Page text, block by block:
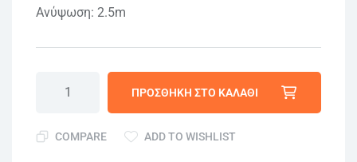
Ανύψωση: 2.5m
ΠΡΟΣΘΉΚΗ ΣΤΟ ΚΑΛΆΘΙ
COMPARE ADD TO WISHLIST